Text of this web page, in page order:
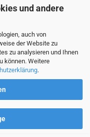
und andere
auch von
der Website zu
zu analysieren und Ihnen
können. Weitere
.